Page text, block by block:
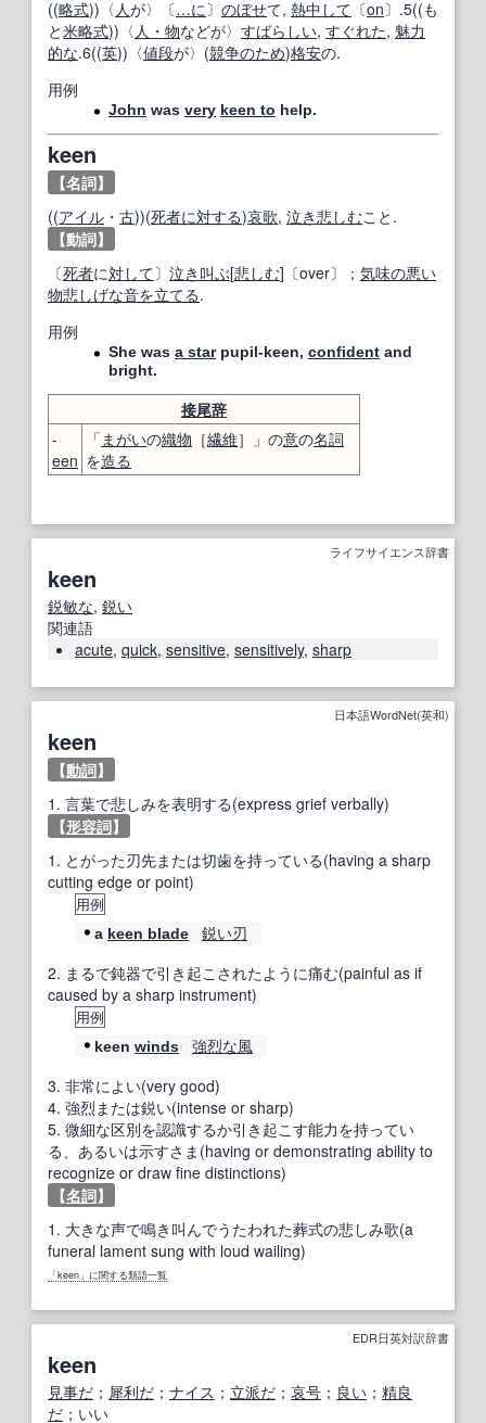
((略式))〈 人が〉〔…に〕 のぼせて, 熱中して 〔on〕.5((も
と米略式))〈 人・物などが〉 すばらしい, すぐれた, 魅力
的な.6((英))〈値段が〉(競争のため)格安の.
用例
John was very keen to help.
keen
【名詞】
((アイル ・ 古))(死者に対する)哀歌, 泣き悲しむこと.
【動詞】
〔死者に対して〕 泣き叫ぶ[悲しむ]〔over〕； 気味の悪い
物悲しげな音を立てる.
用例
She was a starpupil-keen, confident and
bright.
接尾辞
-
een
「まがいの織物 ［繊維］」の意の名詞
を造る
ライフサイエンス辞書
keen
鋭敏な, 鋭い
関連語
acute, quick, sensitive, sensitively, sharp
日本語WordNet(英和)
keen
【動詞】
1. 言葉で悲しみを表明する(express grief verbally)
【形容詞】
1. とがった刃先または切歯を持っている(having a sharp
cutting edge or point)
用例
a keen blade
鋭い刃
2. まるで鈍器で引き起こされたように痛む(painful as if
caused by a sharp instrument)
用例
keen winds 強烈な風
3. 非常によい(very good)
4. 強烈または鋭い(intense or sharp)
5. 微細な区別を認識するか引き起こす能力を持ってい
る、あるいは示すさま(having or demonstrating ability to
recognize or draw fine distinctions)
【名詞】
1. 大きな声で鳴き叫んでうたわれた葬式の悲しみ歌(a
funeral lament sung with loud wailing)
「keen」に関する類語一覧
EDR日英対訳辞書
keen
見事だ ； 犀利だ ； ナイス ； 立派だ ； 哀号 ； 良い ； 精良
だ ；いい